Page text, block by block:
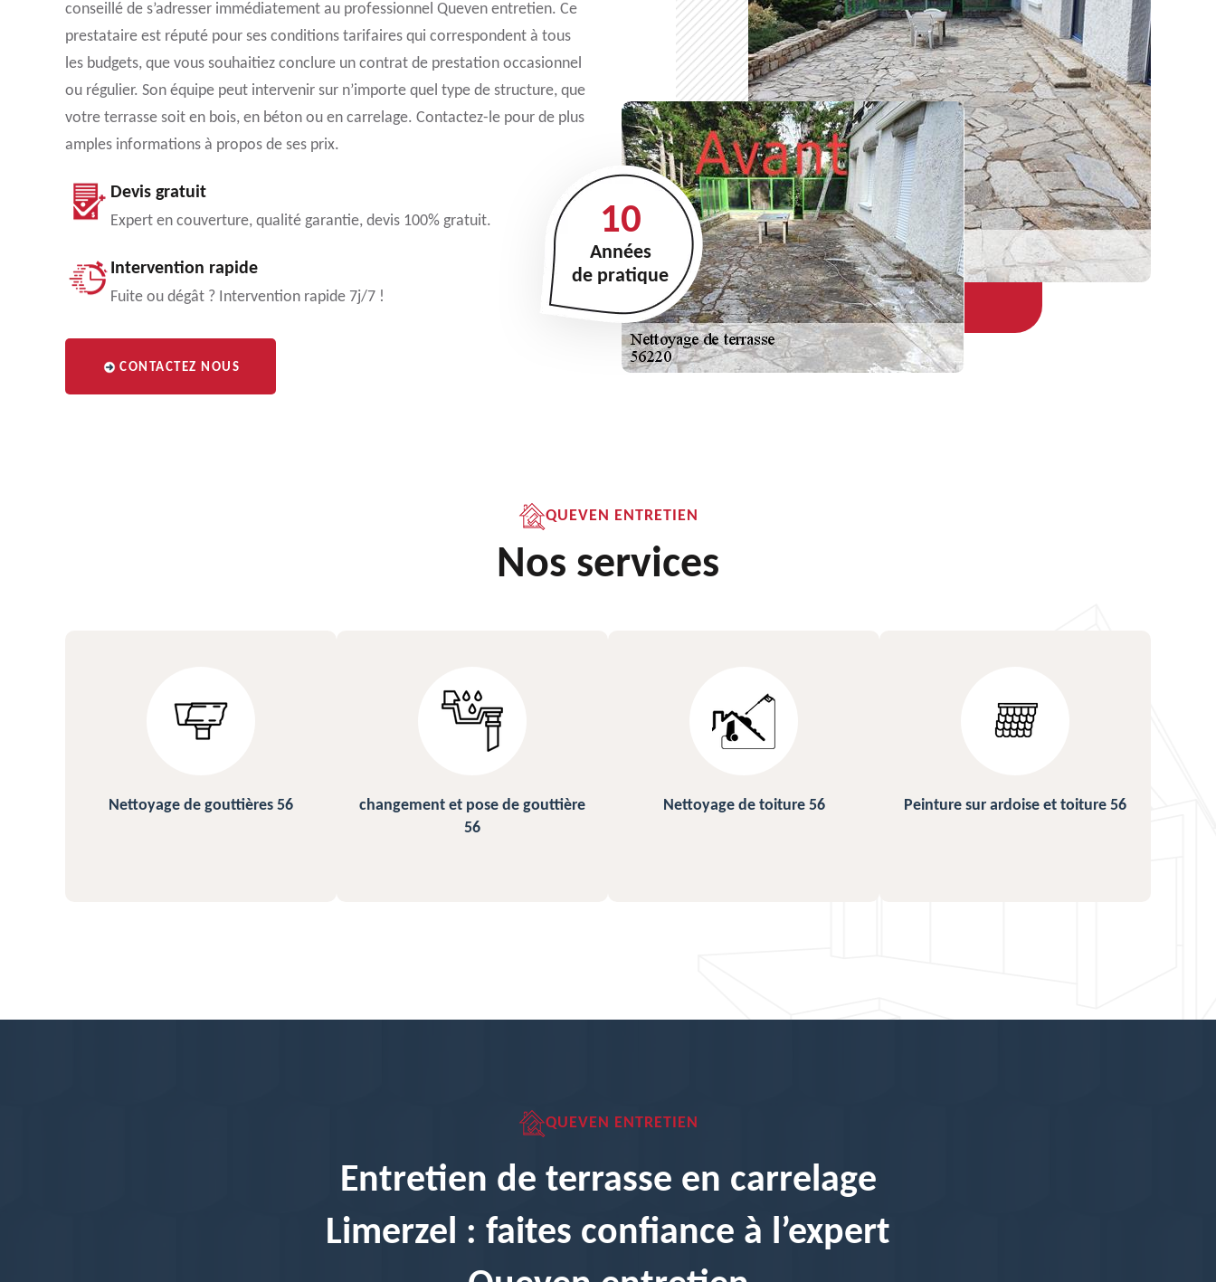
conseillé de s’adresser immédiatement au professionnel Queven entretien. Ce
prestataire est réputé pour ses conditions tarifaires qui correspondent à tous
les budgets, que vous souhaitiez conclure un contrat de prestation occasionnel
ou régulier. Son équipe peut intervenir sur n’importe quel type de structure, que
votre terrasse soit en bois, en béton ou en carrelage. Contactez-le pour de plus
amples informations à propos de ses prix.
Devis gratuit
Expert en couverture, qualité garantie, devis 100% gratuit.
Intervention rapide
Fuite ou dégât ? Intervention rapide 7j/7 !
CONTACTEZ NOUS
10
Années
de pratique
QUEVEN ENTRETIEN
Nos services
changement et pose de gouttière
Nettoyage de toiture 56 Peinture sur ardoise et toiture 56 Urgence fuite de toiture 56
QUEVEN ENTRETIEN
Entretien de terrasse en carrelage
Limerzel : faites confiance à l’expert